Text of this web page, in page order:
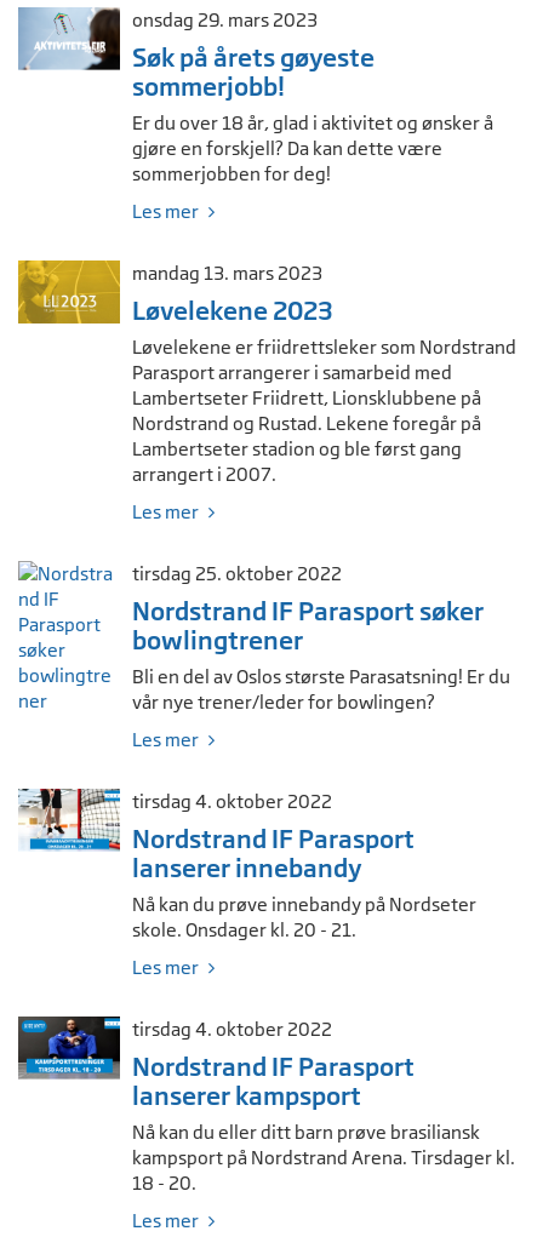
onsdag 29. mars 2023
Søk på årets gøyeste
sommerjobb!
Er du over 18 år, glad i aktivitet og ønsker å
gjøre en forskjell? Da kan dette være
sommerjobben for deg!
Les mer
mandag 13. mars 2023
Løvelekene 2023
Løvelekene er friidrettsleker som Nordstrand
Parasport arrangerer i samarbeid med
Lambertseter Friidrett, Lionsklubbene på
Nordstrand og Rustad. Lekene foregår på
Lambertseter stadion og ble først gang
arrangert i 2007.
Les mer
tirsdag 25. oktober 2022
Nordstrand IF Parasport søker
bowlingtrener
Bli en del av Oslos største Parasatsning! Er du
vår nye trener/leder for bowlingen?
Les mer
tirsdag 4. oktober 2022
Nordstrand IF Parasport
lanserer innebandy
Nå kan du prøve innebandy på Nordseter
skole. Onsdager kl. 20 - 21.
Les mer
tirsdag 4. oktober 2022
Nordstrand IF Parasport
lanserer kampsport
Nå kan du eller ditt barn prøve brasiliansk
kampsport på Nordstrand Arena. Tirsdager kl.
18 - 20.
Les mer